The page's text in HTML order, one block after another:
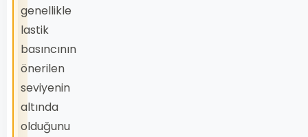
genellikle
lastik
basıncının
önerilen
seviyenin
altında
olduğunu